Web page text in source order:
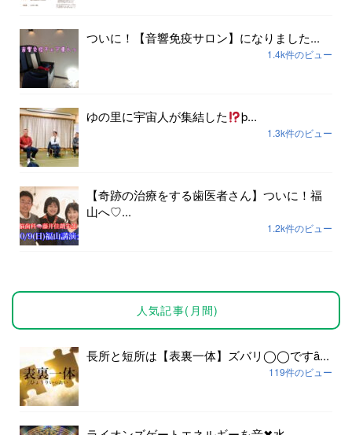
ついに！【音響免疫サロン】になりました...
1.4k件のビュー
ゆの里に宇宙人が集結した þ...
1.3k件のビュー
【奇跡の治療をする歯医者さん】ついに！福
山へ♡...
1.2k件のビュー
人気記事(月間)
長所と短所は【表裏一体】ズバリ◯◯ですȃ...
119件のビュー